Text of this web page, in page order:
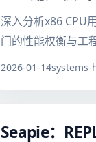
深入分析x86 CPU
门的性能权衡与工
2026-01-14
Seapie：